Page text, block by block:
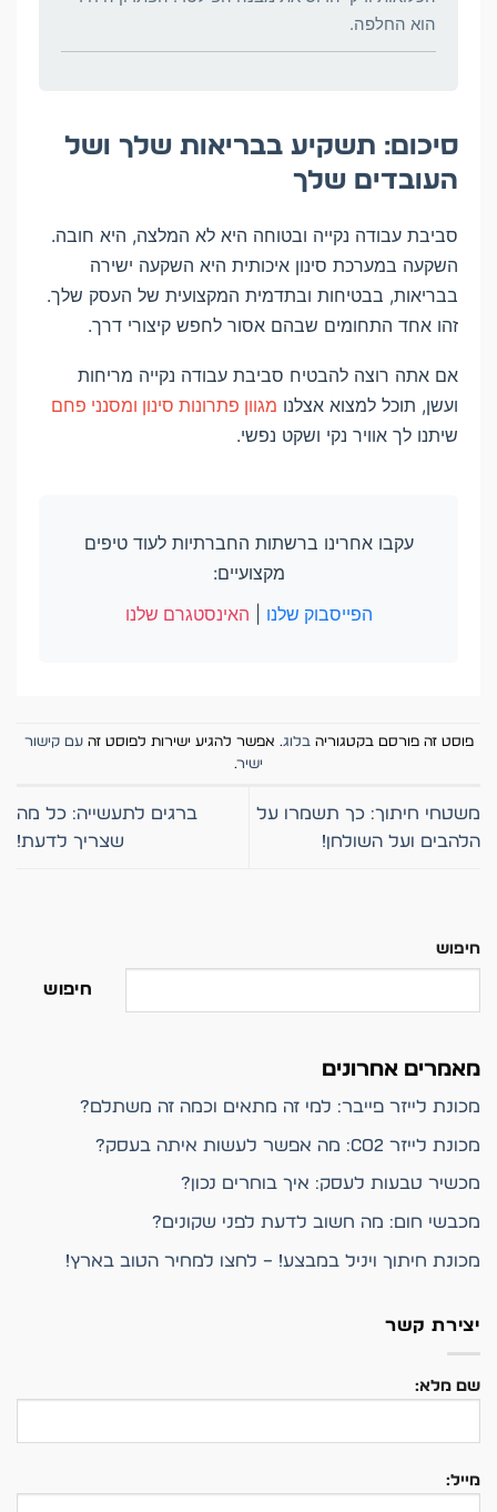
הוא החלפה.
סיכום: תשקיע בבריאות שלך ושל
העובדים שלך
סביבת עבודה נקייה ובטוחה היא לא המלצה, היא חובה.
השקעה במערכת סינון איכותית היא השקעה ישירה
בבריאות, בבטיחות ובתדמית המקצועית של העסק שלך.
זהו אחד התחומים שבהם אסור לחפש קיצורי דרך.
אם אתה רוצה להבטיח סביבת עבודה נקייה מריחות
ועשן, תוכל למצוא אצלנו מגוון פתרונות סינון ומסנני פחם
שיתנו לך אוויר נקי ושקט נפשי.
עקבו אחרינו ברשתות החברתיות לעוד טיפים
מקצועיים:
הפייסבוק שלנו
האינסטגרם שלנו
פוסט זה פורסם בקטגוריהבלוג. אפשר להגיע ישירות לפוסט זהעם קישור
ישיר.
משטחי חיתוך: כך תשמרו על
הלהבים ועל השולחן!
ברגים לתעשייה: כל מה
שצריך לדעת!
חיפוש
חיפוש
מאמרים אחרונים
מכונת לייזר פייבר: למי זה מתאים וכמה זה משתלם?
מכונת לייזר CO2: מה אפשר לעשות איתה בעסק?
מכשיר טבעות לעסק: איך בוחרים נכון?
מכבשי חום: מה חשוב לדעת לפני שקונים?
מכונת חיתוך ויניל במבצע! – לחצו למחיר הטוב בארץ!
יצירת קשר
שם מלא:
מייל: